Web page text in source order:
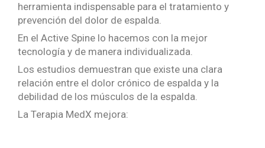
herramienta indispensable para el tratamiento y
prevención del dolor de espalda.
En el Active Spine lo hacemos con la mejor
tecnología y de manera individualizada.
Los estudios demuestran que existe una clara
relación entre el dolor crónico de espalda y la
debilidad de los músculos de la espalda.
La Terapia MedX mejora: